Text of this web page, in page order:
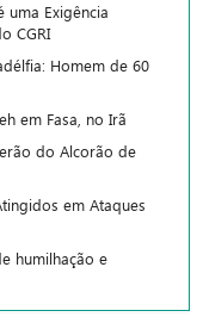
uma Exigência
CGRI
Homem de 60
em Fasa, no Irã
do Alcorão de
em Ataques
humilhação e